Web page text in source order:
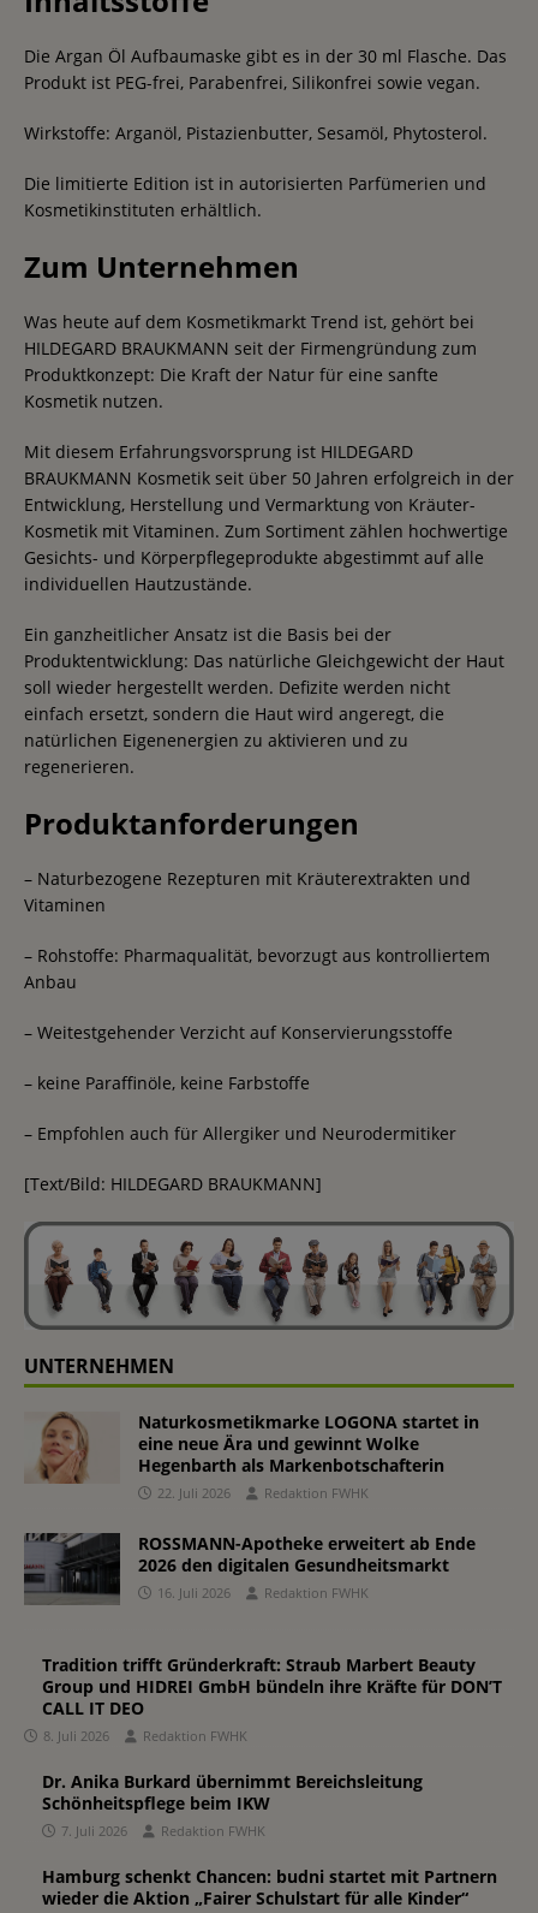
Die Argan Öl Aufbaumaske gibt es in der 30 ml Flasche. Das
Produkt ist PEG-frei, Parabenfrei, Silikonfrei sowie vegan.
Wirkstoffe: Arganöl, Pistazienbutter, Sesamöl, Phytosterol.
Die limitierte Edition ist in autorisierten Parfümerien und
Kosmetikinstituten erhältlich.
Zum Unternehmen
Was heute auf dem Kosmetikmarkt Trend ist, gehört bei
HILDEGARD BRAUKMANN seit der Firmengründung zum
Produktkonzept: Die Kraft der Natur für eine sanfte
Kosmetik nutzen.
Mit diesem Erfahrungsvorsprung ist HILDEGARD
BRAUKMANN Kosmetik seit über 50 Jahren erfolgreich in der
Entwicklung, Herstellung und Vermarktung von Kräuter-
Kosmetik mit Vitaminen. Zum Sortiment zählen hochwertige
Gesichts- und Körperpflegeprodukte abgestimmt auf alle
individuellen Hautzustände.
Ein ganzheitlicher Ansatz ist die Basis bei der
Produktentwicklung: Das natürliche Gleichgewicht der Haut
soll wieder hergestellt werden. Defizite werden nicht
einfach ersetzt, sondern die Haut wird angeregt, die
natürlichen Eigenenergien zu aktivieren und zu
regenerieren.
Produktanforderungen
– Naturbezogene Rezepturen mit Kräuterextrakten und
Vitaminen
– Rohstoffe: Pharmaqualität, bevorzugt aus kontrolliertem
Anbau
– Weitestgehender Verzicht auf Konservierungsstoffe
– keine Paraffinöle, keine Farbstoffe
– Empfohlen auch für Allergiker und Neurodermitiker
[Text/Bild: HILDEGARD BRAUKMANN]
UNTERNEHMEN
Naturkosmetikmarke LOGONA startet in
eine neue Ära und gewinnt Wolke
Hegenbarth als Markenbotschafterin
22. Juli 2026 Redaktion FWHK
ROSSMANN-Apotheke erweitert ab Ende
2026 den digitalen Gesundheitsmarkt
16. Juli 2026 Redaktion FWHK
Tradition trifft Gründerkraft: Straub Marbert Beauty
Group und HIDREI GmbH bündeln ihre Kräfte für DON’T
CALL IT DEO
8. Juli 2026 Redaktion FWHK
Dr. Anika Burkard übernimmt Bereichsleitung
Schönheitspflege beim IKW
7. Juli 2026 Redaktion FWHK
Hamburg schenkt Chancen: budni startet mit Partnern
wieder die Aktion „Fairer Schulstart für alle Kinder“